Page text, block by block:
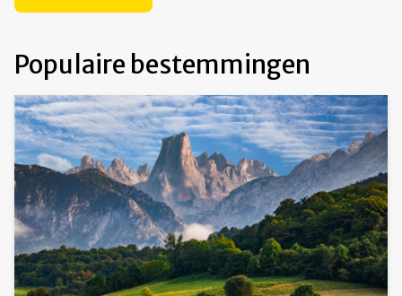
Populaire bestemmingen